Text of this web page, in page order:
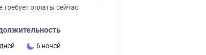
требует оплаты сейчас
6 ночей